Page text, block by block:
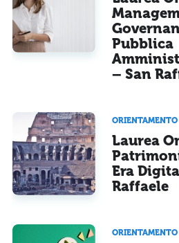
Pubblica
– San
ORIENTAMENTO
Laurea
Era
Raffaele
ORIENTAMENTO